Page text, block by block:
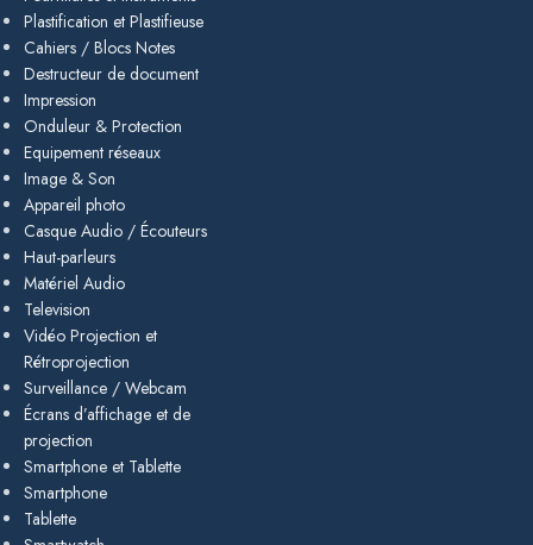
Plastification et Plastifieuse
Cahiers / Blocs Notes
Destructeur de document
Impression
Onduleur & Protection
Equipement réseaux
Image & Son
Appareil photo
Casque Audio / Écouteurs
Haut-parleurs
Matériel Audio
Television
Vidéo Projection et
Rétroprojection
Surveillance / Webcam
Écrans d’affichage et de
projection
Smartphone et Tablette
Smartphone
Tablette